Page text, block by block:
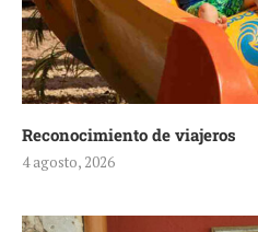
Reconocimiento de viajeros
4 agosto, 2026